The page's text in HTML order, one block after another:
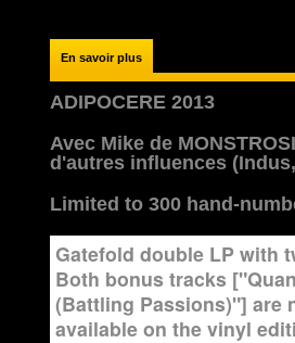
En savoir plus
ADIPOCERE 2013
Avec Mike de
d'autres influences
Limited to 300 hand-
Gatefold double LP with
Both bonus tracks
(Battling Passions)"] are
available on the vinyl